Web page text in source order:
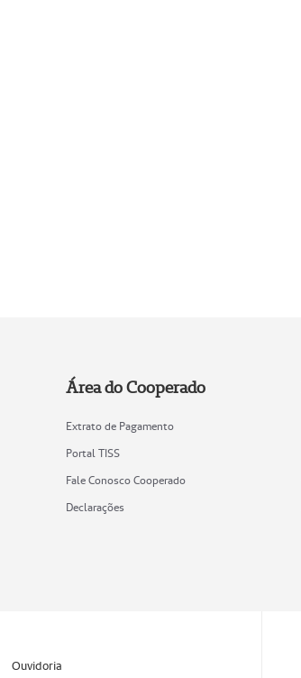
Área do Cooperado
Extrato de Pagamento
Portal TISS
Fale Conosco Cooperado
Declarações
Ouvidoria